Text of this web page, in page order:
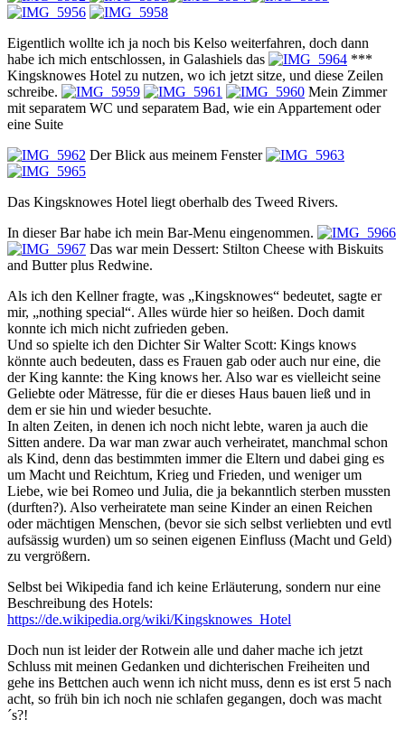
Eigentlich wollte ich ja noch bis Kelso weiterfahren, doch dann
habe ich mich entschlossen, in Galashiels das
***
Kingsknowes Hotel zu nutzen, wo ich jetzt sitze, und diese Zeilen
schreibe.
Mein Zimmer
mit separatem WC und separatem Bad, wie ein Appartement oder
eine Suite
Der Blick aus meinem Fenster
Das Kingsknowes Hotel liegt oberhalb des Tweed Rivers.
In dieser Bar habe ich mein Bar-Menu eingenommen.
Das war mein Dessert: Stilton Cheese with Biskuits
and Butter plus Redwine.
Als ich den Kellner fragte, was „Kingsknowes“ bedeutet, sagte er
mir, „nothing special“. Alles würde hier so heißen. Doch damit
konnte ich mich nicht zufrieden geben.
Und so spielte ich den Dichter Sir Walter Scott: Kings knows
könnte auch bedeuten, dass es Frauen gab oder auch nur eine, die
der King kannte: the King knows her. Also war es vielleicht seine
Geliebte oder Mätresse, für die er dieses Haus bauen ließ und in
dem er sie hin und wieder besuchte.
In alten Zeiten, in denen ich noch nicht lebte, waren ja auch die
Sitten andere. Da war man zwar auch verheiratet, manchmal schon
als Kind, denn das bestimmten immer die Eltern und dabei ging es
um Macht und Reichtum, Krieg und Frieden, und weniger um
Liebe, wie bei Romeo und Julia, die ja bekanntlich sterben mussten
(durften?). Also verheiratete man seine Kinder an einen Reichen
oder mächtigen Menschen, (bevor sie sich selbst verliebten und evtl
aufsässig wurden) um so seinen eigenen Einfluss (Macht und Geld)
zu vergrößern.
Selbst bei Wikipedia fand ich keine Erläuterung, sondern nur eine
Beschreibung des Hotels:
https://de.wikipedia.org/wiki/Kingsknowes_Hotel
Doch nun ist leider der Rotwein alle und daher mache ich jetzt
Schluss mit meinen Gedanken und dichterischen Freiheiten und
gehe ins Bettchen auch wenn ich nicht muss, denn es ist erst 5 nach
acht, so früh bin ich noch nie schlafen gegangen, doch was macht
´s?!